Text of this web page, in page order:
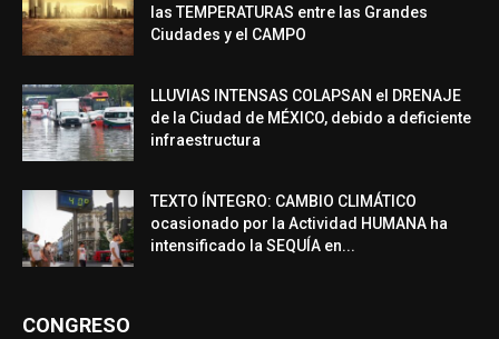
las TEMPERATURAS entre las Grandes
Ciudades y el CAMPO
LLUVIAS INTENSAS COLAPSAN el DRENAJE
de la Ciudad de MÉXICO, debido a deficiente
infraestructura
TEXTO ÍNTEGRO: CAMBIO CLIMÁTICO
ocasionado por la Actividad HUMANA ha
intensificado la SEQUÍA en...
CONGRESO